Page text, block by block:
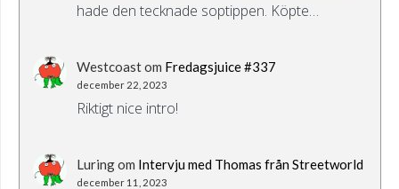
hade den tecknade soptippen. Köpte…
Westcoastom Fredagsjuice #337
december 22, 2023
Riktigt nice intro!
Luringom Intervju med Thomas från Streetworld
december 11, 2023